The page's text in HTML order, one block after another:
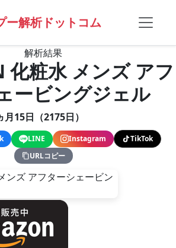
ー解析ドットコム
解析結果
化粧水 メンズ アフ
ービングジェル
月15日（2175日）
LINE Instagram
TikTok
URLコピー